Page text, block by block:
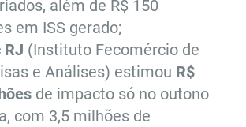
além de R$ 150
em ISS gerado;
RJ (Instituto Fecomércio de
e Análises) estimou R$
de impacto só no outono
com 3,5 milhões de